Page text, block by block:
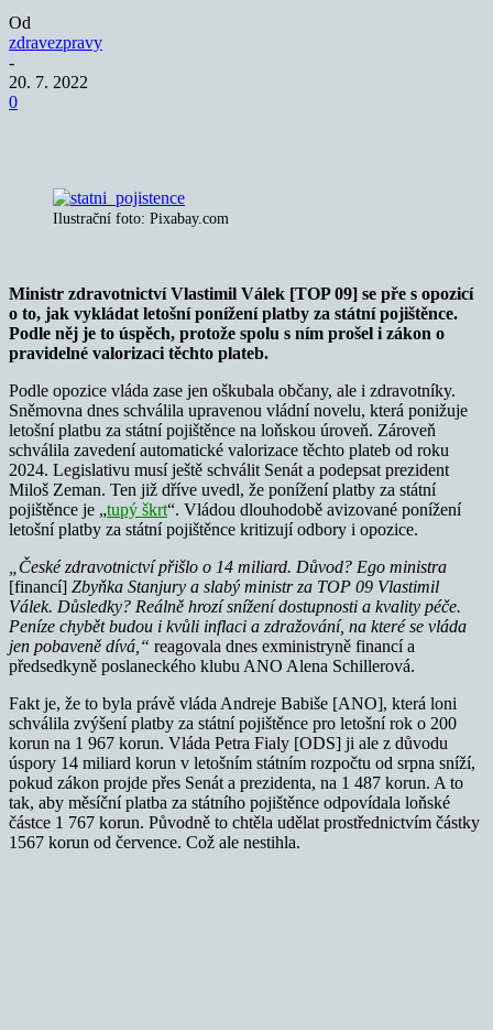
Od
zdravezpravy
-
20. 7. 2022
0
Ilustrační foto: Pixabay.com
Ministr zdravotnictví Vlastimil Válek [TOP 09] se pře s opozicí
o to, jak vykládat letošní ponížení platby za státní pojištěnce.
Podle něj je to úspěch, protože spolu s ním prošel i zákon o
pravidelné valorizaci těchto plateb.
Podle opozice vláda zase jen oškubala občany, ale i zdravotníky.
Sněmovna dnes schválila upravenou vládní novelu, která ponižuje
letošní platbu za státní pojištěnce na loňskou úroveň. Zároveň
schválila zavedení automatické valorizace těchto plateb od roku
2024. Legislativu musí ještě schválit Senát a podepsat prezident
Miloš Zeman. Ten již dříve uvedl, že ponížení platby za státní
pojištěnce je „tupý škrt“. Vládou dlouhodobě avizované ponížení
letošní platby za státní pojištěnce kritizují odbory i opozice.
„České zdravotnictví přišlo o 14 miliard. Důvod? Ego ministra
[financí] Zbyňka Stanjury a slabý ministr za TOP 09 Vlastimil
Válek. Důsledky? Reálně hrozí snížení dostupnosti a kvality péče.
Peníze chybět budou i kvůli inflaci a zdražování, na které se vláda
jen pobaveně dívá,“ reagovala dnes exministryně financí a
předsedkyně poslaneckého klubu ANO Alena Schillerová.
Fakt je, že to byla právě vláda Andreje Babiše [ANO], která loni
schválila zvýšení platby za státní pojištěnce pro letošní rok o 200
korun na 1 967 korun. Vláda Petra Fialy [ODS] ji ale z důvodu
úspory 14 miliard korun v letošním státním rozpočtu od srpna sníží,
pokud zákon projde přes Senát a prezidenta, na 1 487 korun. A to
tak, aby měsíční platba za státního pojištěnce odpovídala loňské
částce 1 767 korun. Původně to chtěla udělat prostřednictvím částky
1567 korun od července. Což ale nestihla.